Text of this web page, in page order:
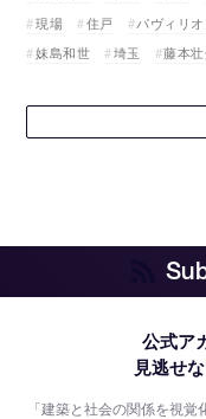
現場
住戸 パヴィリ
妹島和世
埼玉 藤本
公式ア
見逃せ
「建築と社会の関係を視